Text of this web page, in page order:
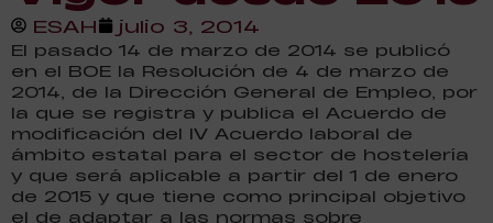
ESAH julio 3, 2014
El pasado 14 de marzo de 2014 se publicó
en el BOE la Resolución de 4 de marzo de
2014, de la Dirección General de Empleo, por
la que se registra y publica el Acuerdo de
modificación del IV Acuerdo laboral de
ámbito estatal para el sector de hostelería
y que será aplicable a partir del 1 de enero
de 2015 y que tiene como principal objetivo
el de adaptar a las normas sobre